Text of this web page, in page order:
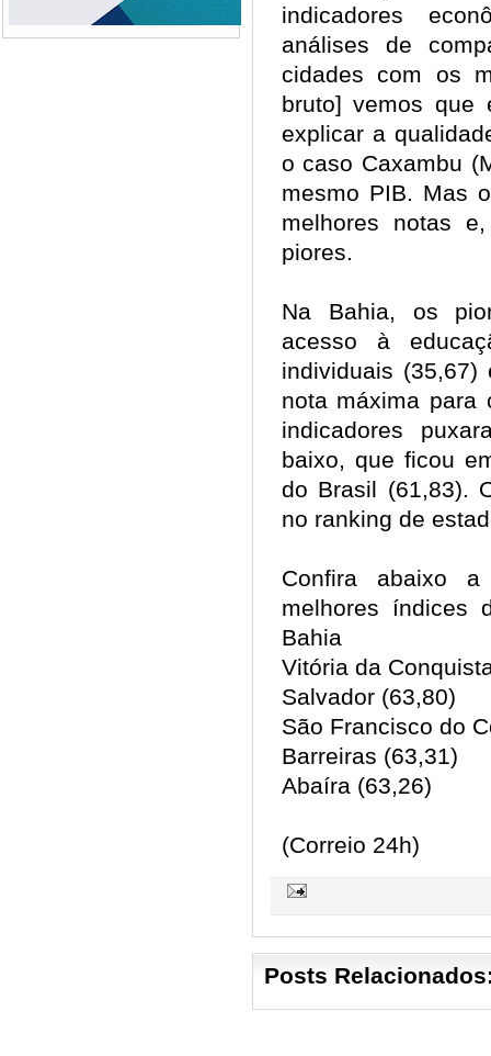
indicadores
análises de
cidades com os
bruto] vemos que
explicar a
o caso Caxambu
mesmo PIB. Mas
melhores notas
piores.
Na Bahia, os
acesso à
individuais (35,67)
nota máxima
indicadores
baixo, que ficou
do Brasil (61,83).
no ranking de
Confira abaixo
melhores índices
Bahia
Vitória da
Salvador (63,80)
São Francisco do
Barreiras (63,31)
Abaíra (63,26)
(Correio 24h)
Posts